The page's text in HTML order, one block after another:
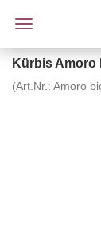
Kürbis Amoro
(Art.Nr.: Amoro